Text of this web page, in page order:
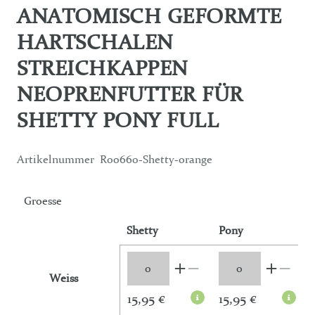
ANATOMISCH GEFORMTE
HARTSCHALEN
STREICHKAPPEN
NEOPRENFUTTER FÜR
SHETTY PONY FULL
Artikelnummer R00660-Shetty-orange
Groesse
Shetty Pony
Weiss
15,95 € 15,95 €